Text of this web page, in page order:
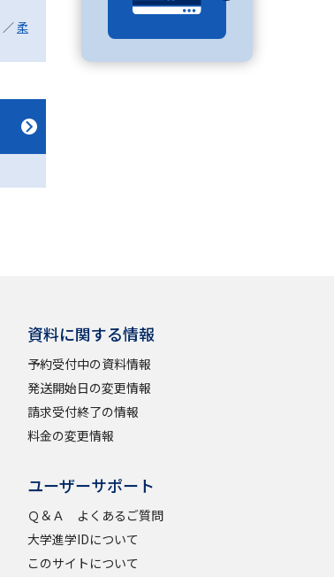
学問検索
学問の教科書 夢ナビライブ
／柔
資料に関する情報
予約受付中の資料情報
発送開始日の変更情報
請求受付終了の情報
料金の変更情報
ユーザーサポート
Ｑ＆Ａ よくあるご質問
大学進学IDについて
このサイトについて